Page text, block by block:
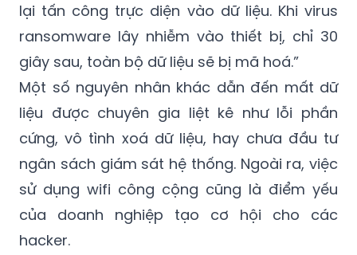
lại tấn công trực diện vào dữ liệu. Khi virus
ransomware lây nhiễm vào thiết bị, chỉ 30
giây sau, toàn bộ dữ liệu sẽ bị mã hoá.”
Một số nguyên nhân khác dẫn đến mất dữ
liệu được chuyên gia liệt kê như lỗi phần
cứng, vô tình xoá dữ liệu, hay chưa đầu tư
ngân sách giám sát hệ thống. Ngoài ra, việc
sử dụng wifi công cộng cũng là điểm yếu
của doanh nghiệp tạo cơ hội cho các
hacker.